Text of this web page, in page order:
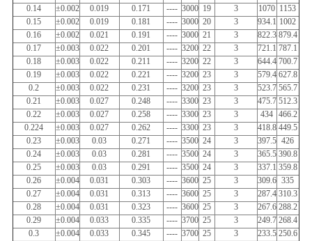
0.14
±0.002 0.019 0.171 ---- 3000 19 3 1070 1153
0.15
±0.002 0.019 0.181 ---- 3000 20 3 934.1 1002
0.16
±0.002 0.021 0.191 ---- 3000 21 3 822.3 879.4
0.17
±0.003 0.022 0.201 ---- 3200 22 3 721.1 787.1
0.18
±0.003 0.022 0.211 ---- 3200 22 3 644.4 700.7
0.19
±0.003 0.022 0.221 ---- 3200 23 3 579.4 627.8
0.2
±0.003 0.022 0.231 ---- 3200 23 3 523.7 565.7
0.21
±0.003 0.027 0.248 ---- 3300 23 3 475.7 512.3
0.22
±0.003 0.027 0.258 ---- 3300 23 3 434 466.2
0.224
±0.003 0.027 0.262 ---- 3300 23 3 418.8 449.5
0.23
±0.003 0.03 0.271 ---- 3500 24 3 397.5 426
0.24
±0.003 0.03 0.281 ---- 3500 24 3 365.5 390.8
0.25
±0.003 0.03 0.291 ---- 3500 24 3 337.1 359.8
0.26
±0.004 0.031 0.303 ---- 3600 25 3 309.6 335
0.27
±0.004 0.031 0.313 ---- 3600 25 3 287.4 310.3
0.28
±0.004 0.031 0.323 ---- 3600 25 3 267.6 288.2
0.29
±0.004 0.033 0.335 ---- 3700 25 3 249.7 268.4
0.3
±0.004 0.033 0.345 ---- 3700 25 3 233.5 250.6